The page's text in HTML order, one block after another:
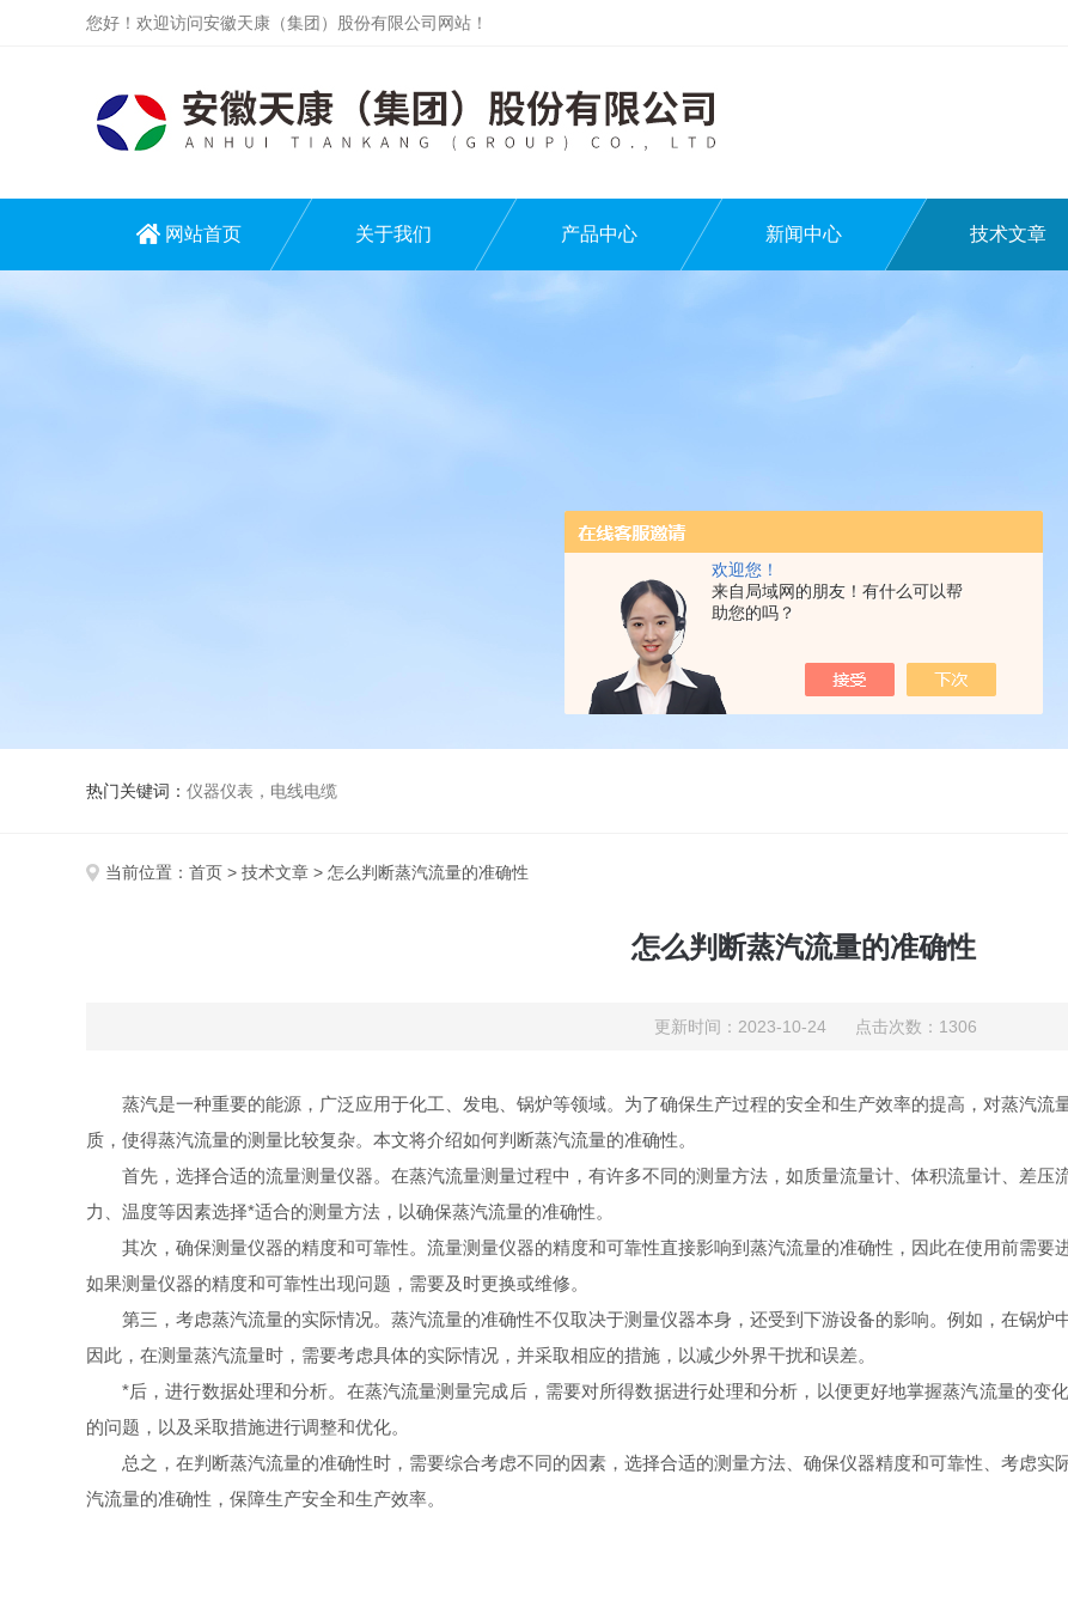
欢迎您！
来自局域网的朋友！有什么可以帮
助您的吗？
您好！欢迎访问安徽天康（集团）股份有限公司网站！
网站首页 关于我们 产品中心 新闻中心 技术文章
热门关键词： 仪器仪表，电线电缆
当前位置： 首页 > 技术文章 > 怎么判断蒸汽流量的准确性
怎么判断蒸汽流量的准确性
更新时间：2023-10-24 点击次数：1306
蒸汽是一种重要的能源，广泛应用于化工、发电、锅炉等领域。为了确保生产过程的安全和生产效率的提高，对蒸汽流
质，使得蒸汽流量的测量比较复杂。本文将介绍如何判断蒸汽流量的准确性。
首先，选择合适的流量测量仪器。在蒸汽流量测量过程中，有许多不同的测量方法，如质量流量计、体积流量计、差压
力、温度等因素选择*适合的测量方法，以确保蒸汽流量的准确性。
其次，确保测量仪器的精度和可靠性。流量测量仪器的精度和可靠性直接影响到蒸汽流量的准确性，因此在使用前需要
如果测量仪器的精度和可靠性出现问题，需要及时更换或维修。
第三，考虑蒸汽流量的实际情况。蒸汽流量的准确性不仅取决于测量仪器本身，还受到下游设备的影响。例如，在锅炉
因此，在测量蒸汽流量时，需要考虑具体的实际情况，并采取相应的措施，以减少外界干扰和误差。
*后，进行数据处理和分析。在蒸汽流量测量完成后，需要对所得数据进行处理和分析，以便更好地掌握蒸汽流量的变
的问题，以及采取措施进行调整和优化。
总之，在判断蒸汽流量的准确性时，需要综合考虑不同的因素，选择合适的测量方法、确保仪器精度和可靠性、考虑
汽流量的准确性，保障生产安全和生产效率。